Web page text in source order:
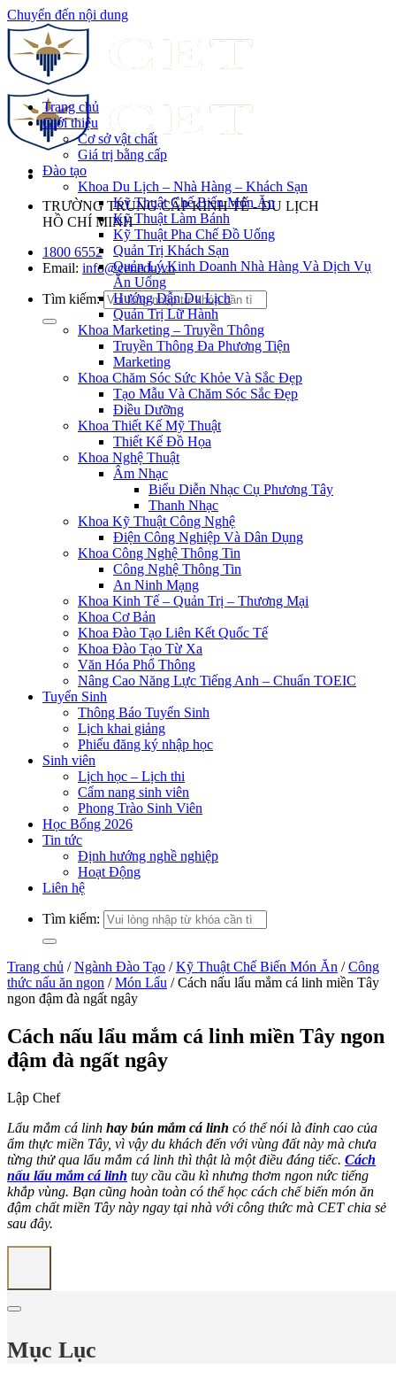
Chuyển đến nội dung
TRƯỜNG TRUNG CẤP KINH TẾ - DU LỊCH
HỒ CHÍ MINH
1800 6552
Email: info@cet.edu.vn
Tìm kiếm:
Trang chủ
Giới thiệu
Cơ sở vật chất
Giá trị bằng cấp
Đào tạo
Khoa Du Lịch – Nhà Hàng – Khách Sạn
Kỹ Thuật Chế Biến Món Ăn
Kỹ Thuật Làm Bánh
Kỹ Thuật Pha Chế Đồ Uống
Quản Trị Khách Sạn
Quản Lý Kinh Doanh Nhà Hàng Và Dịch Vụ
Ăn Uống
Hướng Dẫn Du Lịch
Quản Trị Lữ Hành
Khoa Marketing – Truyền Thông
Truyền Thông Đa Phương Tiện
Marketing
Khoa Chăm Sóc Sức Khỏe Và Sắc Đẹp
Tạo Mẫu Và Chăm Sóc Sắc Đẹp
Điều Dưỡng
Khoa Thiết Kế Mỹ Thuật
Thiết Kế Đồ Họa
Khoa Nghệ Thuật
Âm Nhạc
Biểu Diễn Nhạc Cụ Phương Tây
Thanh Nhạc
Khoa Kỹ Thuật Công Nghệ
Điện Công Nghiệp Và Dân Dụng
Khoa Công Nghệ Thông Tin
Công Nghệ Thông Tin
An Ninh Mạng
Khoa Kinh Tế – Quản Trị – Thương Mại
Khoa Cơ Bản
Khoa Đào Tạo Liên Kết Quốc Tế
Khoa Đào Tạo Từ Xa
Văn Hóa Phổ Thông
Nâng Cao Năng Lực Tiếng Anh – Chuẩn TOEIC
Tuyển Sinh
Thông Báo Tuyển Sinh
Lịch khai giảng
Phiếu đăng ký nhập học
Sinh viên
Lịch học – Lịch thi
Cẩm nang sinh viên
Phong Trào Sinh Viên
Học Bổng 2026
Tin tức
Định hướng nghề nghiệp
Hoạt Động
Liên hệ
Tìm kiếm:
Trang chủ / Ngành Đào Tạo / Kỹ Thuật Chế Biến Món Ăn / Công
thức nấu ăn ngon / Món Lẩu / Cách nấu lẩu mắm cá linh miền Tây
ngon đậm đà ngất ngây
Cách nấu lẩu mắm cá linh miền Tây ngon
đậm đà ngất ngây
Lập Chef
Lẩu mắm cá linh hay bún mắm cá linh có thể nói là đỉnh cao của
ẩm thực miền Tây, vì vậy du khách đến với vùng đất này mà chưa
từng thử qua lẩu mắm cá linh thì thật là một điều đáng tiếc. Cách
nấu lẩu mắm cá linh tuy cầu cầu kì nhưng thơm ngon nức tiếng
khắp vùng. Bạn cũng hoàn toàn có thể học cách chế biến món ăn
đậm chất miền Tây này ngay tại nhà với công thức mà CET chia sẻ
sau đây.
Mục Lục